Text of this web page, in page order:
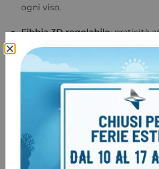
ogni viso.
Fibbia 3D regolabile: praticità
Custodia semirigida inclusa :
Perfetta per chi cercamassima
, la Seac Ajna è la maschera
immersione, sia per subacquei
COD:
Categorie: Maschera